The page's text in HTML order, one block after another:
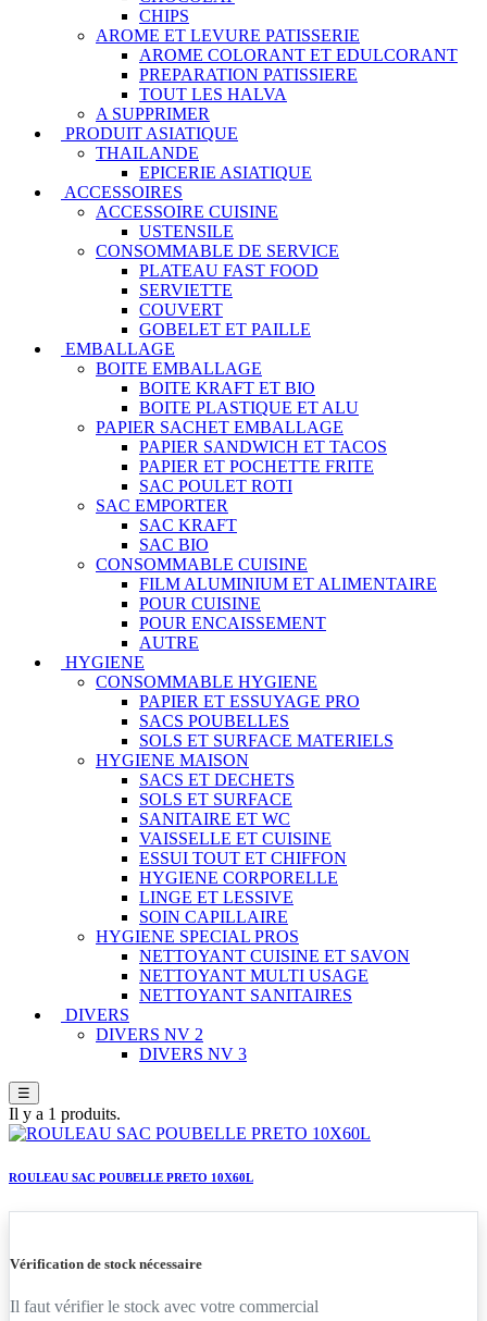
CHIPS
AROME ET LEVURE PATISSERIE
AROME COLORANT ET EDULCORANT
PREPARATION PATISSIERE
TOUT LES HALVA
A SUPPRIMER
PRODUIT ASIATIQUE
THAILANDE
EPICERIE ASIATIQUE
ACCESSOIRES
ACCESSOIRE CUISINE
USTENSILE
CONSOMMABLE DE SERVICE
PLATEAU FAST FOOD
SERVIETTE
COUVERT
GOBELET ET PAILLE
EMBALLAGE
BOITE EMBALLAGE
BOITE KRAFT ET BIO
BOITE PLASTIQUE ET ALU
PAPIER SACHET EMBALLAGE
PAPIER SANDWICH ET TACOS
PAPIER ET POCHETTE FRITE
SAC POULET ROTI
SAC EMPORTER
SAC KRAFT
SAC BIO
CONSOMMABLE CUISINE
FILM ALUMINIUM ET ALIMENTAIRE
POUR CUISINE
POUR ENCAISSEMENT
AUTRE
HYGIENE
CONSOMMABLE HYGIENE
PAPIER ET ESSUYAGE PRO
SACS POUBELLES
SOLS ET SURFACE MATERIELS
HYGIENE MAISON
SACS ET DECHETS
SOLS ET SURFACE
SANITAIRE ET WC
VAISSELLE ET CUISINE
ESSUI TOUT ET CHIFFON
HYGIENE CORPORELLE
LINGE ET LESSIVE
SOIN CAPILLAIRE
HYGIENE SPECIAL PROS
NETTOYANT CUISINE ET SAVON
NETTOYANT MULTI USAGE
NETTOYANT SANITAIRES
DIVERS
DIVERS NV 2
DIVERS NV 3
☰
Il y a 1 produits.
ROULEAU SAC POUBELLE PRETO 10X60L
Vérification de stock nécessaire
Il faut vérifier le stock avec votre commercial